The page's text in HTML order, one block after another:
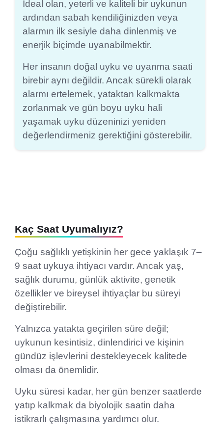
İdeal olan, yeterli ve kaliteli bir uykunun
ardından sabah kendiliğinizden veya
alarmın ilk sesiyle daha dinlenmiş ve
enerjik biçimde uyanabilmektir.
Her insanın doğal uyku ve uyanma saati
birebir aynı değildir. Ancak sürekli olarak
alarmı ertelemek, yataktan kalkmakta
zorlanmak ve gün boyu uyku hali
yaşamak uyku düzeninizi yeniden
değerlendirmeniz gerektiğini gösterebilir.
Kaç Saat Uyumalıyız?
Çoğu sağlıklı yetişkinin her gece yaklaşık 7–
9 saat uykuya ihtiyacı vardır. Ancak yaş,
sağlık durumu, günlük aktivite, genetik
özellikler ve bireysel ihtiyaçlar bu süreyi
değiştirebilir.
Yalnızca yatakta geçirilen süre değil;
uykunun kesintisiz, dinlendirici ve kişinin
gündüz işlevlerini destekleyecek kalitede
olması da önemlidir.
Uyku süresi kadar, her gün benzer saatlerde
yatıp kalkmak da biyolojik saatin daha
istikrarlı çalışmasına yardımcı olur.